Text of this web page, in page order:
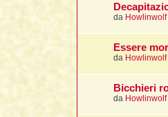
da Howlinwolf
Essere
da Howlinwolf
Bicchieri
da Howlinwolf